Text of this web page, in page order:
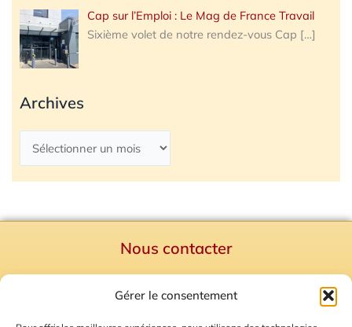
Gérer le consentement
Cap sur l’Emploi : Le Mag de France Travail
Sixième volet de notre rendez-vous Cap […]
Archives
Nous contacter
Mentions Légales
Plan du site